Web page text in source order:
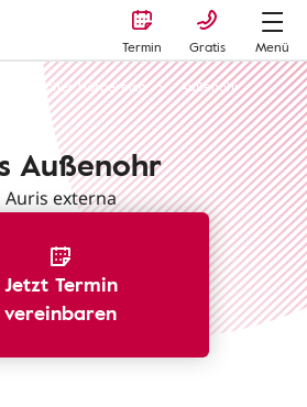
Termin Gratis
Menü
Menschlicher Hörbereich Außenohr
Außenohr
Auris externa
Jetzt Termin
vereinbaren